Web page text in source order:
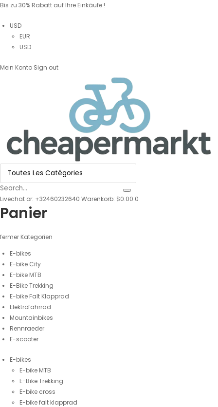
Bis zu 30% Rabatt auf Ihre Einkäufe !
USD
EUR
USD
Mein Konto Sign out
Livechat or: +32460232640 Warenkorb: $0.00 0
Panier
fermer Kategorien
E-bikes
E-bike City
E-bike MTB
E-Bike Trekking
E-bike Falt Klapprad
Elektrofahrrad
Mountainbikes
Rennraeder
E-scooter
E-bikes
E-bike MTB
E-Bike Trekking
E-bike cross
E-bike falt klapprad